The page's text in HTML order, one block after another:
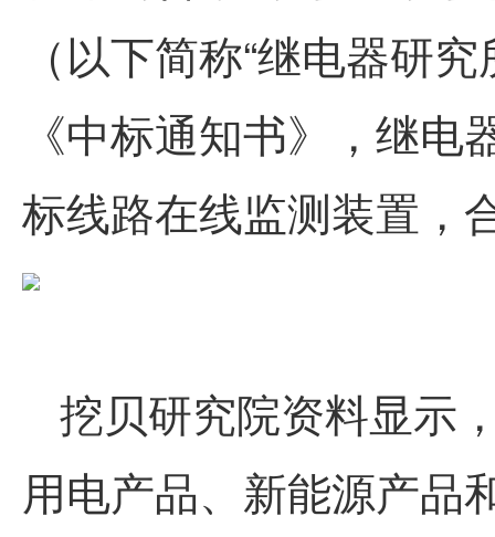
（以下简称“继电器研
《中标通知书》，继
标线路在线监测装置，
挖贝研究院资料显示
用电产品、新能源产品